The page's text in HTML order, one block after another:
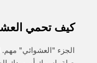
كيف تحمي
الجزء "العشوائي" مهم.